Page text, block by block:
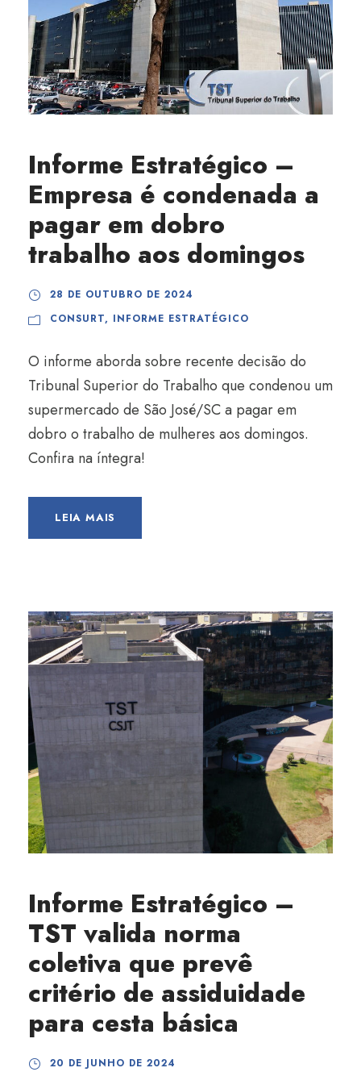
Informe Estratégico –
Empresa é condenada a
pagar em dobro
trabalho aos domingos
28 DE OUTUBRO DE 2024
CONSURT, INFORME ESTRATÉGICO
O informe aborda sobre recente decisão do
Tribunal Superior do Trabalho que condenou um
supermercado de São José/SC a pagar em
dobro o trabalho de mulheres aos domingos.
Confira na íntegra!
LEIA MAIS
Informe Estratégico –
TST valida norma
coletiva que prevê
critério de assiduidade
para cesta básica
20 DE JUNHO DE 2024